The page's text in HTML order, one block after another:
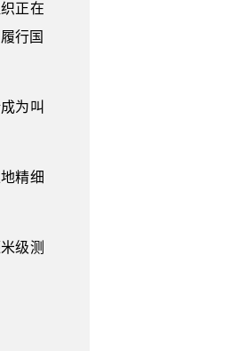
正在
行国
为叫
精细
级测